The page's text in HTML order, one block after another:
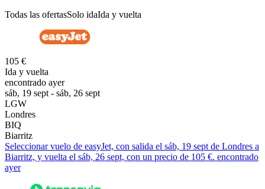
Todas las ofertasSolo idaIda y vuelta
105 €
Ida y vuelta
encontrado ayer
sáb, 19 sept - sáb, 26 sept
LGW
Londres
BIQ
Biarritz
Seleccionar vuelo de easyJet, con salida el sáb, 19 sept de Londres a
Biarritz, y vuelta el sáb, 26 sept, con un precio de 105 €. encontrado
ayer